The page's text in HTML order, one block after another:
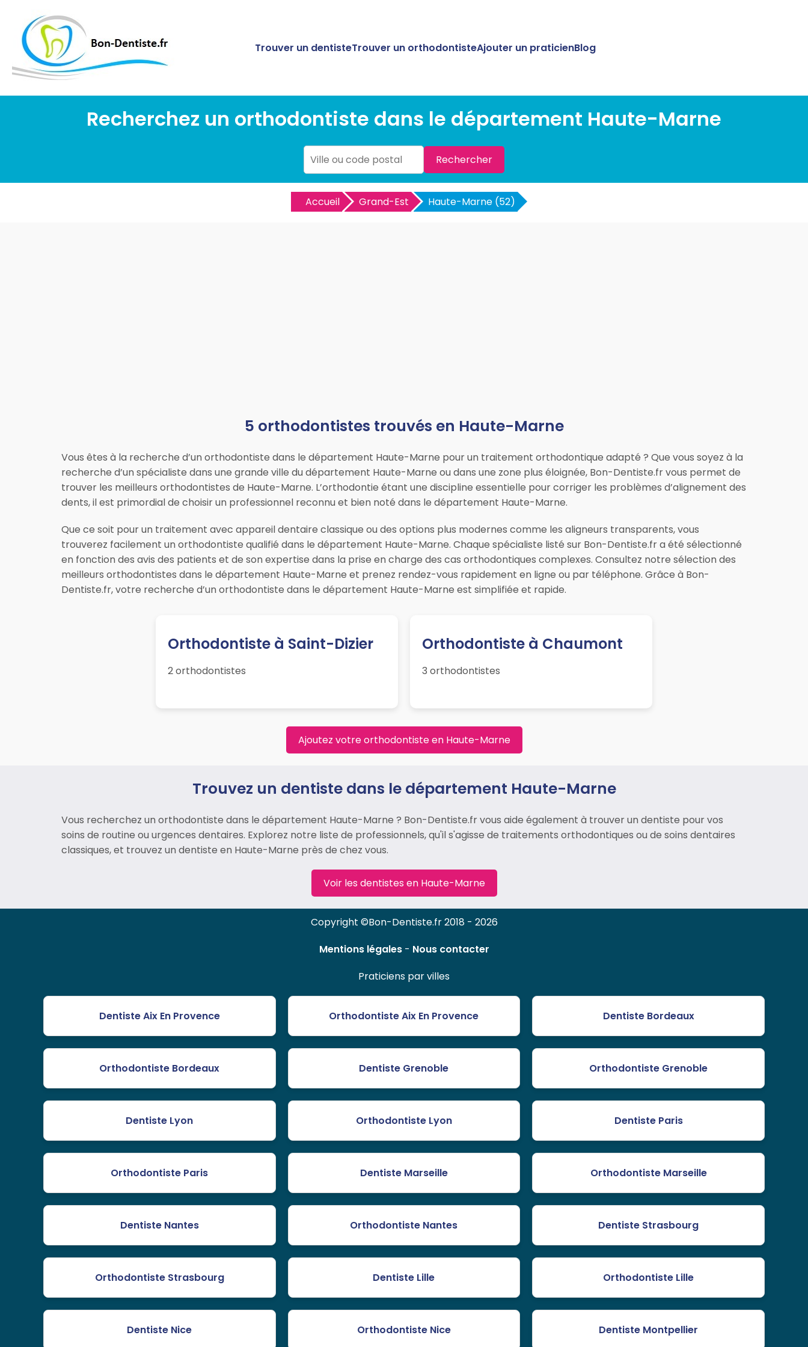
Trouver un dentisteTrouver un orthodontisteAjouter un praticienBlog
Recherchez un orthodontiste dans le département Haute-Marne
Rechercher
Accueil Grand-Est Haute-Marne (52)
5 orthodontistes trouvés en Haute-Marne
Vous êtes à la recherche d’un orthodontiste dans le département Haute-Marne pour un traitement orthodontique adapté ? Que vous soyez à la
recherche d’un spécialiste dans une grande ville du département Haute-Marne ou dans une zone plus éloignée, Bon-Dentiste.fr vous permet de
trouver les meilleurs orthodontistes de Haute-Marne. L’orthodontie étant une discipline essentielle pour corriger les problèmes d’alignement des
dents, il est primordial de choisir un professionnel reconnu et bien noté dans le département Haute-Marne.
Que ce soit pour un traitement avec appareil dentaire classique ou des options plus modernes comme les aligneurs transparents, vous
trouverez facilement un orthodontiste qualifié dans le département Haute-Marne. Chaque spécialiste listé sur Bon-Dentiste.fr a été sélectionné
en fonction des avis des patients et de son expertise dans la prise en charge des cas orthodontiques complexes. Consultez notre sélection des
meilleurs orthodontistes dans le département Haute-Marne et prenez rendez-vous rapidement en ligne ou par téléphone. Grâce à Bon-
Dentiste.fr, votre recherche d’un orthodontiste dans le département Haute-Marne est simplifiée et rapide.
Orthodontiste à Saint-Dizier
2 orthodontistes
Orthodontiste à Chaumont
3 orthodontistes
Ajoutez votre orthodontiste en Haute-Marne
Trouvez un dentiste dans le département Haute-Marne
Vous recherchez un orthodontiste dans le département Haute-Marne ? Bon-Dentiste.fr vous aide également à trouver un dentiste pour vos
soins de routine ou urgences dentaires. Explorez notre liste de professionnels, qu'il s'agisse de traitements orthodontiques ou de soins dentaires
classiques, et trouvez un dentiste en Haute-Marne près de chez vous.
Voir les dentistes en Haute-Marne
Copyright ©Bon-Dentiste.fr 2018 - 2026
Mentions légales- Nous contacter
Praticiens par villes
Dentiste Aix En Provence Orthodontiste Aix En Provence Dentiste Bordeaux
Orthodontiste Bordeaux Dentiste Grenoble Orthodontiste Grenoble
Dentiste Lyon Orthodontiste Lyon Dentiste Paris
Orthodontiste Paris Dentiste Marseille Orthodontiste Marseille
Dentiste Nantes Orthodontiste Nantes Dentiste Strasbourg
Orthodontiste Strasbourg Dentiste Lille Orthodontiste Lille
Dentiste Nice Orthodontiste Nice Dentiste Montpellier